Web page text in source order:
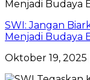
SWI: Jangan
Menjadi Budaya
Oktober 19, 2025